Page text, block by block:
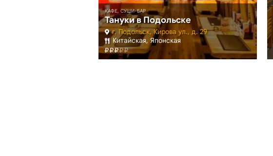
КАФЕ, СУШИ-БАР
Тануки в Подольске
г. Подольск, Кирова ул., д. 29
Китайская, Японская